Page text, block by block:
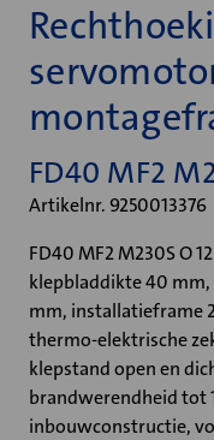
FD40 MF2
Artikelnr. 9250013376
FD40 MF2 M230S O
klepbladdikte 40 mm,
mm, installatieframe
thermo-elektrische
klepstand open en
brandwerendheid tot
inbouwconstructie,